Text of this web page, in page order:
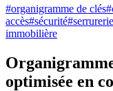
#organigramme de clés#
accès#sécurité#serrurerie
immobilière
optimisée en